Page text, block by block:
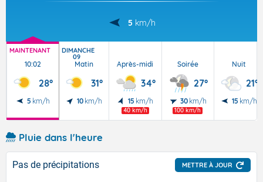
5 km/h
MAINTENANT
10:02
28°
5 km/h
DIMANCHE
09
Matin
31°
10 km/h
Après-midi
34°
15 km/h
40 km/h
Soirée
27°
30 km/h
100 km/h
Nuit
21°
15 km/h
Pluie dans l'heure
Pas de précipitations METTRE À JOUR